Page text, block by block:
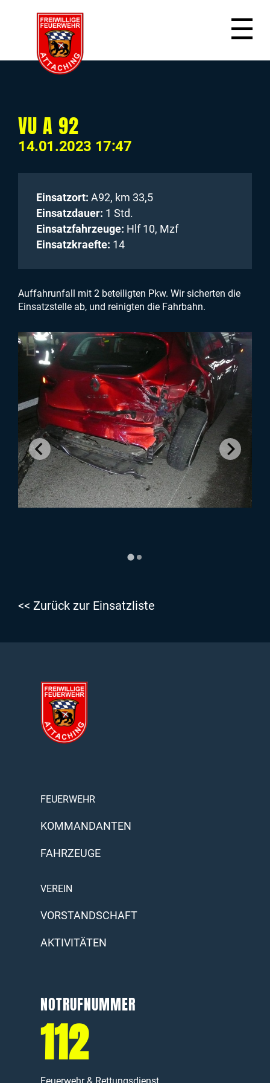
☰
VU A 92
14.01.2023 17:47
Einsatzort: A92, km 33,5
Einsatzdauer: 1 Std.
Einsatzfahrzeuge: Hlf 10, Mzf
Einsatzkraefte: 14
Auffahrunfall mit 2 beteiligten Pkw. Wir sicherten die
Einsatzstelle ab, und reinigten die Fahrbahn.
<< Zurück zur Einsatzliste
FEUERWEHR
KOMMANDANTEN
FAHRZEUGE
VEREIN
VORSTANDSCHAFT
AKTIVITÄTEN
NOTRUFNUMMER
112